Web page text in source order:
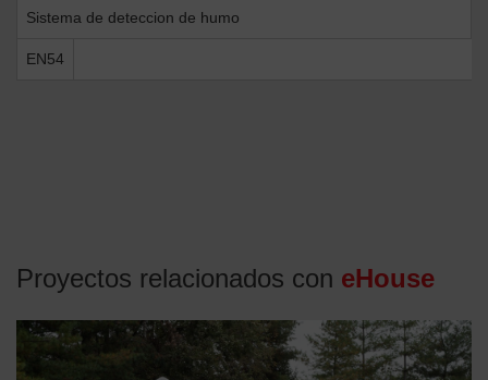
Sistema de deteccion de humo
EN54
Proyectos relacionados con eHouse